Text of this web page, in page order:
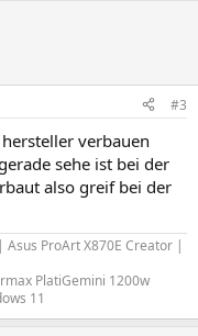
#3
verbauen
sehe ist bei der
also greif bei der
Asus ProArt X870E Creator |
PlatiGemini 1200w
11​